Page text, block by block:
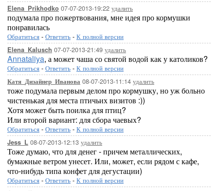
Elena_Prikhodko 07-07-2013-19:22 удалить
подумала про пожертвования, мне идея про кормушки
понравилась
Обратиться - Ответить - К полной версии
Elena_Kalusch 07-07-2013-21:49 удалить
Annataliya, а может чаша со святой водой как у католиков?
Обратиться - Ответить - К полной версии
Катя_Дизайнер_Иванова 08-07-2013-11:14 удалить
тоже подумала первым делом про кормушку, но уж больно
чистенькая для места птичьих визитов :))
Хотя может быть поилка для птиц?
Или второй вариант: для сбора чаевых?
Обратиться - Ответить - К полной версии
Jess_L 08-07-2013-12:13 удалить
Тоже думаю, что для денег - причем металлических,
бумажные ветром унесет. Или, может, если рядом с кафе,
что-нибудь типа конфет для дегустации)
Обратиться - Ответить - К полной версии